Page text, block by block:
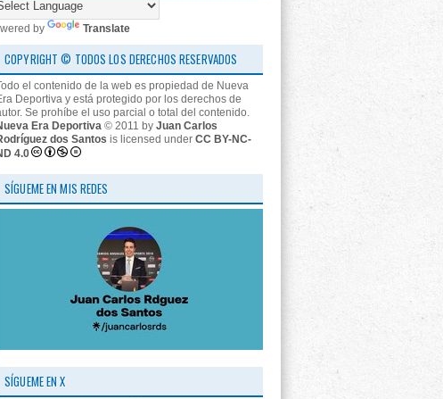
by Translate
COPYRIGHT © TODOS LOS DERECHOS RESERVADOS
el contenido de la web es propiedad de Nueva
Deportiva y está protegido por los derechos de
Se prohíbe el uso parcial o total del contenido.
Era Deportiva © 2011 by Juan Carlos
dos Santos is licensed under CC BY-NC-
4.0
SÍGUEME EN MIS REDES
SÍGUEME EN X